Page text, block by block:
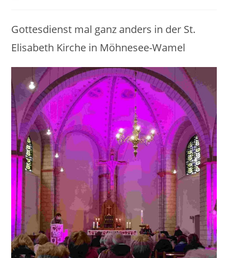
Gottesdienst mal ganz anders in der St.
Elisabeth Kirche in Möhnesee-Wamel